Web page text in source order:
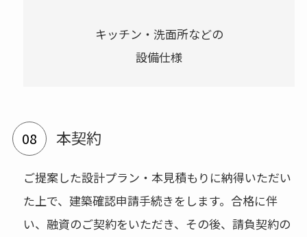
キッチン・洗面所などの
設備仕様
本契約
ご提案した設計プラン・本見積もりに納得いただい
た上で、建築確認申請手続きをします。合格に伴
い、融資のご契約をいただき、その後、請負契約の